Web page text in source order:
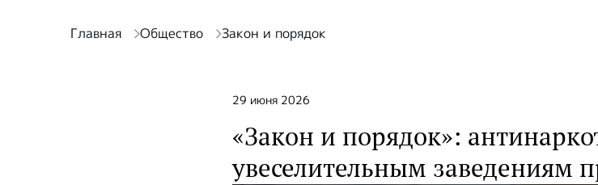
Главная Общество Закон и порядок
29 июня 2026
«Закон и порядок»:
увеселительным заведениям